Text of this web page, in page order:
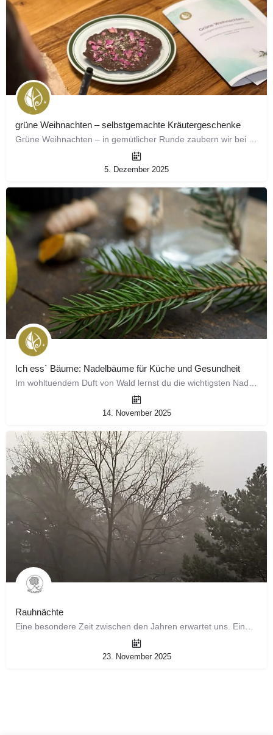
grüne Weihnachten – selbstgemachte Kräutergeschenke
Grüne Weihnachten – in gemütlicher Runde zaubern wir bei wildem Punsch und Räucherduft nachhaltige Geschenke…
5. Dezember 2025
Ich ess` Bäume: Nadelbäume für Küche und Gesundheit
Im wohltuendem Duft von Wald lernst du die wichtigsten Nadelbaumnarten kennen, unterscheiden und…
14. November 2025
Rauhnächte
Eine besondere Zeit zwischen den Jahren erwartet uns. Eine Zeit um Altes loszulassen, innezuhalten und eine…
23. November 2025